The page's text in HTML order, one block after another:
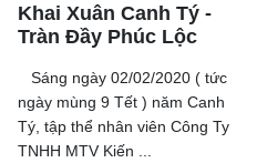
Khai Xuân Canh Tý -
Tràn Đầy Phúc Lộc
Sáng ngày 02/02/2020 ( tức
ngày mùng 9 Tết ) năm Canh
Tý, tập thể nhân viên Công Ty
TNHH MTV Kiến ...